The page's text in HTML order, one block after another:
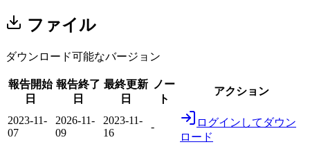
ファイル
ダウンロード可能なバージョン
報告開始
日
報告終了
日
最終更新
日
ノー
ト
アクション
2023-11-
07
2026-11-
09
2023-11-
16
-
ログインしてダウン
ロード